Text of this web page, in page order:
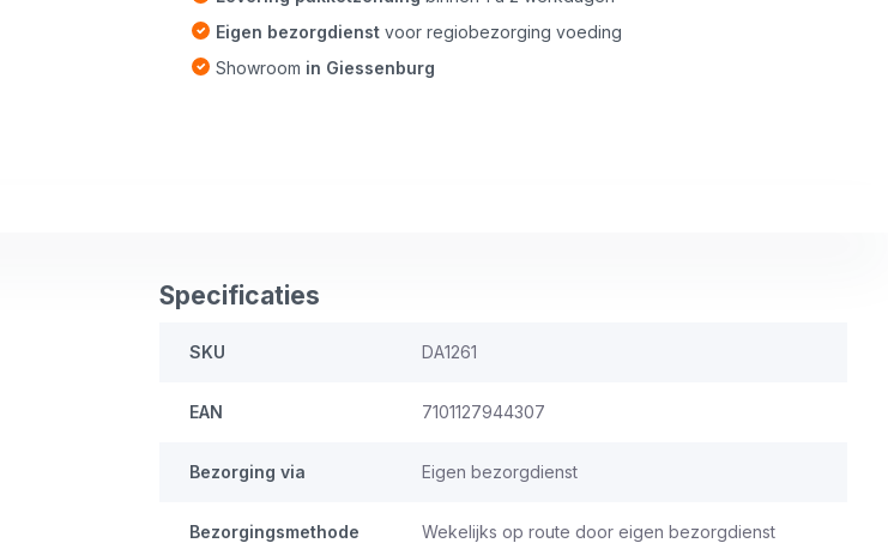
Eigen bezorgdienstvoor regiobezorging voeding
Showroom in Giessenburg
Specificaties
SKU DA1261
EAN 7101127944307
Bezorging via Eigen bezorgdienst
Bezorgingsmethode Wekelijks op route door eigen bezorgdienst